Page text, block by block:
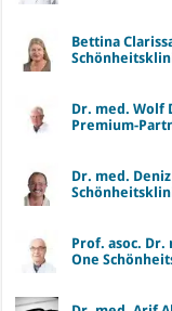
Bettina
Dr. med. Wolf
Premium-
Dr. med.
Prof. asoc. Dr.
One